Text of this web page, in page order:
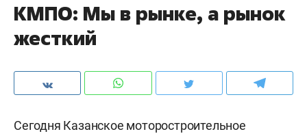
КМПО: Мы в рынке, а рынок
жесткий
Сегодня Казанское моторостроительное